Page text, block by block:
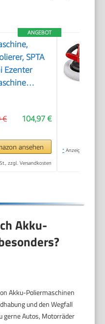
ANGEBOT
SPTA
Ezenter
Polierschwamm/
von
-
V2
104,97 €
€
ansehen
zzgl. Versandkosten
* Anzeige
Akku-
Akku-Poliermaschinen
und den Wegfall
gerne Autos, Motorräder